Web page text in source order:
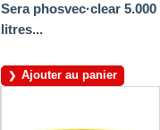
Sera phosvec·clear 5.000
litres...
Ajouter au panier